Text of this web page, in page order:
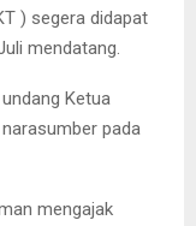
) segera didapat
mendatang.
Ketua
pada
mengajak